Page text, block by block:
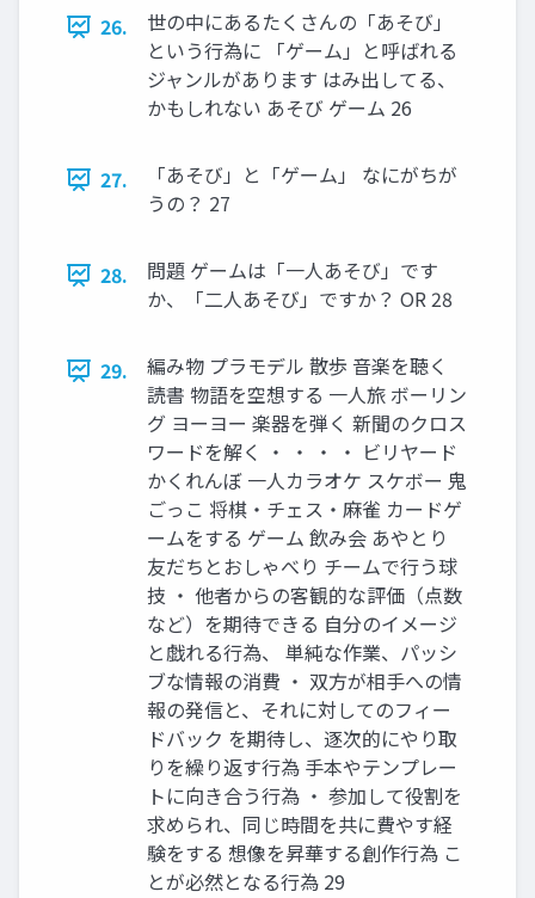
26.
世の中にあるたくさんの「あそび」
という行為に 「ゲーム」と呼ばれる
ジャンルがあります はみ出してる、
かもしれない あそび ゲーム 26
27.
「あそび」と「ゲーム」 なにがちが
うの？ 27
28.
問題 ゲームは「一人あそび」です
か、「二人あそび」ですか？ OR 28
29.
編み物 プラモデル 散歩 音楽を聴く
読書 物語を空想する 一人旅 ボーリン
グ ヨーヨー 楽器を弾く 新聞のクロス
ワードを解く ・ ・ ・ ・ ビリヤード
かくれんぼ 一人カラオケ スケボー 鬼
ごっこ 将棋・チェス・麻雀 カードゲ
ームをする ゲーム 飲み会 あやとり
友だちとおしゃべり チームで行う球
技 ・ 他者からの客観的な評価（点数
など）を期待できる 自分のイメージ
と戯れる行為、 単純な作業、パッシ
ブな情報の消費 ・ 双方が相手への情
報の発信と、それに対してのフィー
ドバック を期待し、逐次的にやり取
りを繰り返す行為 手本やテンプレー
トに向き合う行為 ・ 参加して役割を
求められ、同じ時間を共に費やす経
験をする 想像を昇華する創作行為 こ
とが必然となる行為 29